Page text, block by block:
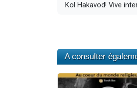
Kol Hakavod! Vive
A consulter